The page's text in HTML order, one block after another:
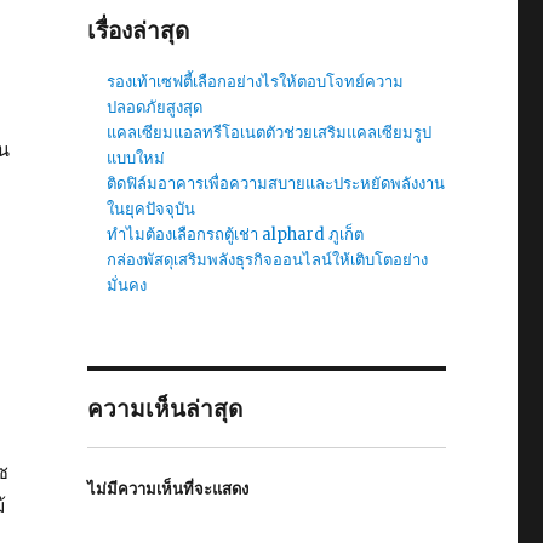
เรื่องล่าสุด
รองเท้าเซฟตี้เลือกอย่างไรให้ตอบโจทย์ความ
ปลอดภัยสูงสุด
แคลเซียมแอลทรีโอเนตตัวช่วยเสริมแคลเซียมรูป
แบบใหม่
ติดฟิล์มอาคารเพื่อความสบายและประหยัดพลังงาน
ในยุคปัจจุบัน
ทำไมต้องเลือกรถตู้เช่า alphard ภูเก็ต
กล่องพัสดุเสริมพลังธุรกิจออนไลน์ให้เติบโตอย่าง
มั่นคง
ความเห็นล่าสุด
ไม่มีความเห็นที่จะแสดง